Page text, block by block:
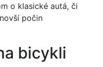
o klasické autá, či
počin
bicykli